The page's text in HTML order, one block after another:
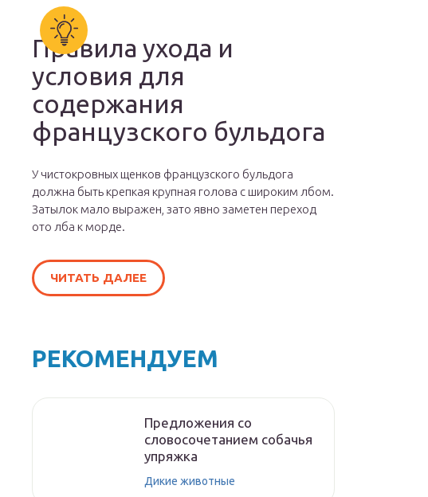
Правила ухода и
условия для
содержания
французского бульдога
У чистокровных щенков французского бульдога
должна быть крепкая крупная голова с широким лбом.
Затылок мало выражен, зато явно заметен переход
ото лба к морде.
ЧИТАТЬ ДАЛЕЕ
РЕКОМЕНДУЕМ
Предложения со
словосочетанием собачья
упряжка
Дикие животные